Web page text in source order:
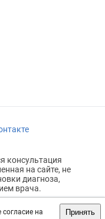
на
Принять
консультация
на сайте, не
диагноза,
врача.